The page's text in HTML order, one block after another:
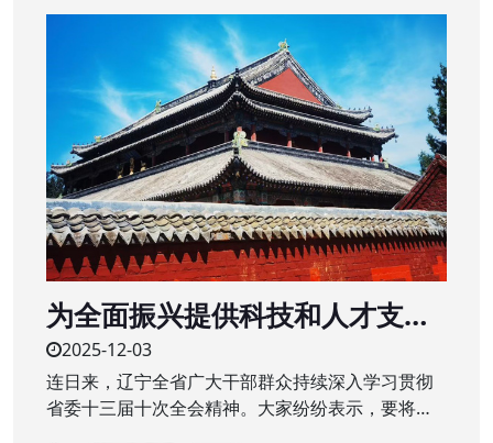
“十四五”时期教育改革发展成绩作专题发布。
为全面振兴提供科技和人才支撑
——辽宁全省广大干部群众深入
学习贯彻省委十三届十次全会精
神
2025-12-03
连日来，辽宁全省广大干部群众持续深入学习贯彻
省委十三届十次全会精神。大家纷纷表示，要将全